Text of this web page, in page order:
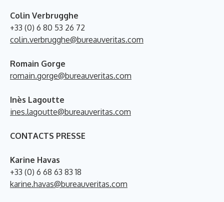
Colin Verbrugghe
+33 (0) 6 80 53 26 72
colin.verbrugghe@bureauveritas.com
Romain Gorge
romain.gorge@bureauveritas.com
Inès Lagoutte
ines.lagoutte@bureauveritas.com
CONTACTS PRESSE
Karine Havas
+33 (0) 6 68 63 83 18
karine.havas@bureauveritas.com